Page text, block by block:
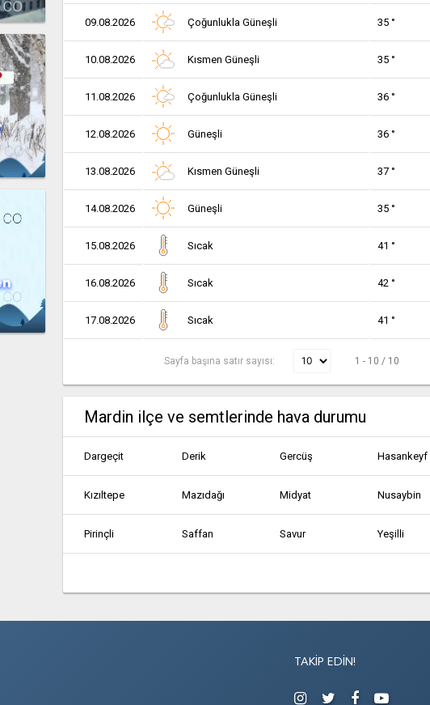
09.08.2026 Çoğunlukla Güneşli 35 °
10.08.2026 Kısmen Güneşli 35 °
11.08.2026 Çoğunlukla Güneşli 36 °
12.08.2026 Güneşli 36 °
13.08.2026 Kısmen Güneşli 37 °
14.08.2026 Güneşli 35 °
15.08.2026 Sıcak 41 °
16.08.2026 Sıcak 42 °
17.08.2026 Sıcak 41 °
Sayfa başına satır sayısı: 1 - 10 / 10
Mardin ilçe ve semtlerinde hava durumu
Dargeçit Derik Gercüş Hasankeyf
Kızıltepe Mazıdağı Midyat Nusaybin
Pirinçli Saffan Savur Yeşilli
TAKIP EDIN!